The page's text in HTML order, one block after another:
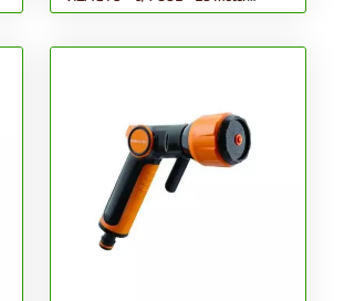
szórósugaras pulzál...